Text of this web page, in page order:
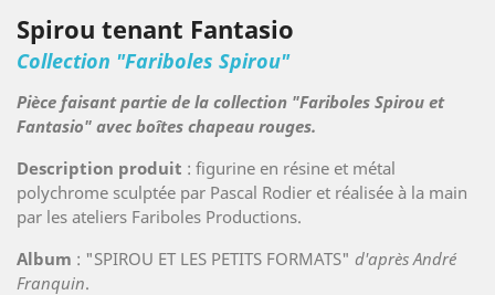
Spirou tenant Fantasio
Collection "Fariboles Spirou"
Pièce faisant partie de la collection "Fariboles Spirou et
Fantasio" avec boîtes chapeau rouges.
Description produit : figurine en résine et métal
polychrome sculptée par Pascal Rodier et réalisée à la main
par les ateliers Fariboles Productions.
Album : "SPIROU ET LES PETITS FORMATS" d'après André
Franquin.